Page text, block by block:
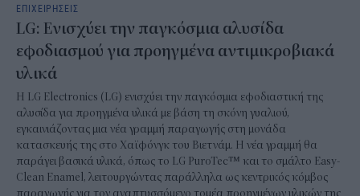
ΕΠΙΧΕΙΡΗΣΕΙΣ
LG: Ενισχύει την παγκόσμια αλυσίδα
εφοδιασμού για προηγμένα αντιμικροβιακά
υλικά
Η LG Electronics (LG) ενισχύει την παγκόσμια εφοδιαστική της
αλυσίδα για προηγμένα υλικά με βάση τη σκόνη γυαλιού,
εγκαινιάζοντας μια νέα γραμμή παραγωγής στη μονάδα
κατασκευής της στο Χαϊφόνγκ του Βιετνάμ. Η νέα γραμμή θα
παράγει βασικά υλικά, όπως το LG PuroTec™ και το σμάλτο Easy-
Clean Enamel, λειτουργώντας παράλληλα ως κεντρικός κόμβος
παραγωγής για τον αναπτυσσόμενο τομέα προηγμένων υλικών της